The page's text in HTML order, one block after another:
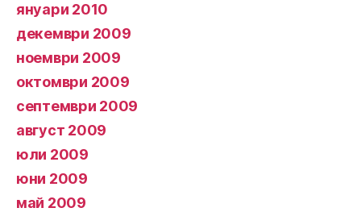
януари 2010
декември 2009
ноември 2009
октомври 2009
септември 2009
август 2009
юли 2009
юни 2009
май 2009